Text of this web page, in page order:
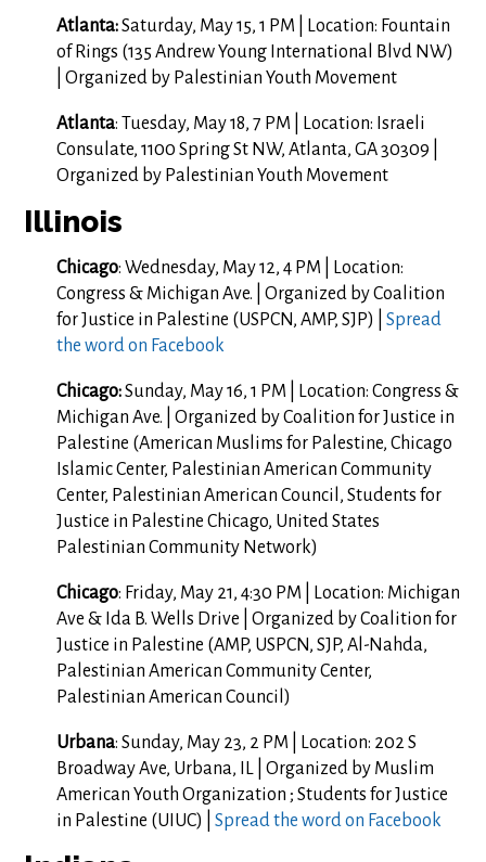
Atlanta:Saturday, May 15, 1 PM | Location: Fountain
of Rings (135 Andrew Young International Blvd NW)
| Organized by Palestinian Youth Movement
Atlanta: Tuesday, May 18, 7 PM | Location: Israeli
Consulate, 1100 Spring St NW, Atlanta, GA 30309 |
Organized by Palestinian Youth Movement
Illinois
Chicago: Wednesday, May 12, 4 PM | Location:
Congress & Michigan Ave. | Organized by Coalition
for Justice in Palestine (USPCN, AMP, SJP) |Spread
the word on Facebook
Chicago:Sunday, May 16, 1 PM | Location:Congress &
Michigan Ave. | Organized by Coalition for Justice in
Palestine (American Muslims for Palestine, Chicago
Islamic Center, Palestinian American Community
Center, Palestinian American Council, Students for
Justice in Palestine Chicago, United States
Palestinian Community Network)
Chicago: Friday, May 21, 4:30 PM | Location: Michigan
Ave & Ida B. Wells Drive | Organized by Coalition for
Justice in Palestine (AMP, USPCN, SJP, Al-Nahda,
Palestinian American Community Center,
Palestinian American Council)
Urbana: Sunday, May 23, 2 PM | Location: 202 S
Broadway Ave, Urbana, IL | Organized by Muslim
American Youth Organization ; Students for Justice
in Palestine (UIUC) |Spread the word on Facebook